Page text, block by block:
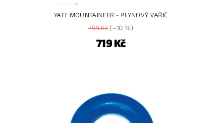
YATE MOUNTAINEER - PLYNOVÝ VAŘIČ
799 Kč(–10 %)
719 Kč